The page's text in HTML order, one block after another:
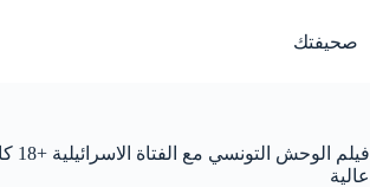
المحتوى
صحيفتك
فيلم
عالية